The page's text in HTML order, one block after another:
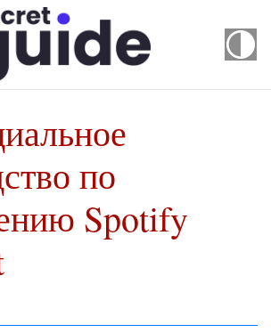
по
Spotify